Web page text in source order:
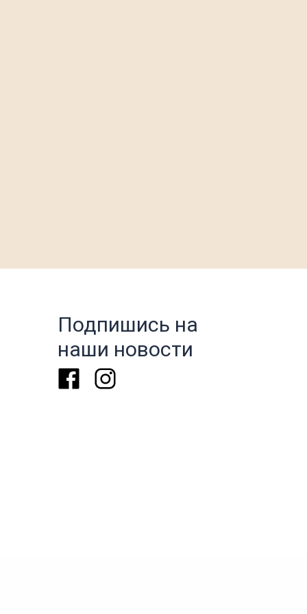
Подпишись на
наши новости
FacebookInstagram